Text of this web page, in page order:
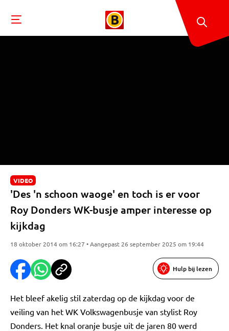
VIDEO
'Des 'n schoon waoge' en toch is er voor
Roy Donders WK-busje amper interesse op
kijkdag
18 oktober 2014 om 16:27 • Aangepast 26 september 2025 om 19:44
Hulp bij lezen
Het bleef akelig stil zaterdag op de kijkdag voor de
veiling van het WK Volkswagenbusje van stylist Roy
Donders. Het knal oranje busje uit de jaren 80 werd